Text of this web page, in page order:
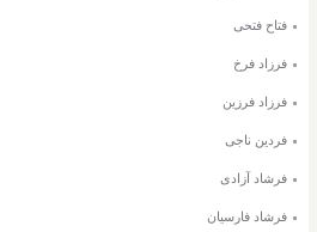
فتاح فتحی
فرزاد فرخ
فرزاد فرزین
فردین ناجی
فرشاد آزادی
فرشاد فارسیان